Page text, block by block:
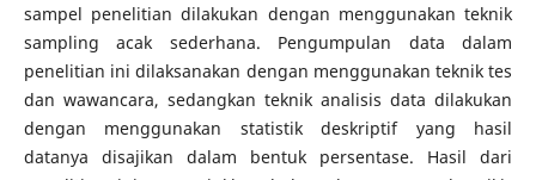
sampel penelitian dilakukan dengan menggunakan teknik
sampling acak sederhana. Pengumpulan data dalam
penelitian ini dilaksanakan dengan menggunakan teknik tes
dan wawancara, sedangkan teknik analisis data dilakukan
dengan menggunakan statistik deskriptif yang hasil
datanya disajikan dalam bentuk persentase. Hasil dari